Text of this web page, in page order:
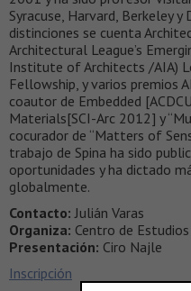
Syracuse, Harvard, Berkeley
distinciones se cuenta
Architectural League’s
Institute of Architects /AIA)
Fellowship, y varios premios
coautor de Embedded
Materials[SCI-Arc 2012] y
cocurador de “Matters of
trabajo de Spina ha sido
oportunidades y ha dictado
globalmente.
Contacto: Julián Varas
Organiza: Centro de
Presentación: Ciro Najle
Inscripción